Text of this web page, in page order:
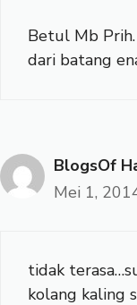
Betul Mb
dari batang
BlogsOf
Mei 1,
tidak
kolang kaling